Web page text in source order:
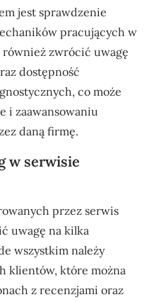
jest sprawdzenie
pracujących w
również zwrócić uwagę
dostępność
co może
i zaawansowaniu
daną firmę.
w serwisie
przez serwis
uwagę na kilka
wszystkim należy
klientów, które można
z recenzjami oraz